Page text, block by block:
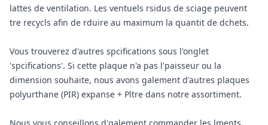
lattes de ventilation. Les ventuels rsidus de sciage peuvent
tre recycls afin de rduire au maximum la quantit de dchets.
Vous trouverez d'autres spcifications sous l'onglet
'spcifications'. Si cette plaque n'a pas l'paisseur ou la
dimension souhaite, nous avons galement d'autres plaques
polyurthane (PIR) expanse + Pltre dans notre assortiment.